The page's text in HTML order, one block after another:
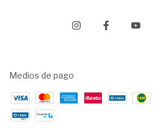
Medios de pago